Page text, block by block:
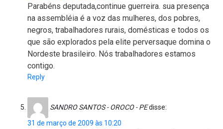
Parabéns deputada,continue guerreira. sua presença
na assembléia é a voz das mulheres, dos pobres,
negros, trabalhadores rurais, domésticas e todos os
que são explorados pela elite perversaque domina o
Nordeste brasileiro. Nós trabalhadores estamos
contigo.
Reply
SANDRO SANTOS - OROCO - PEdisse:
31 de março de 2009 às 10:20